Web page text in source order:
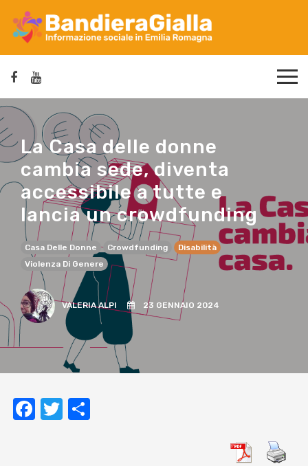
La Casa delle donne
cambia sede, diventa
accessibile a tutte e
lancia un crowdfunding
Casa Delle Donne Crowdfunding
Disabilità
Violenza Di Genere
VALERIA ALPI 23 GENNAIO 2024
Facebook
Twitter